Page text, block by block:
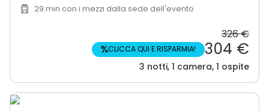
29 min con i mezzi dalla sede dell'evento
326 €
%CLICCA QUI E RISPARMIA! 304 €
3 notti, 1 camera, 1 ospite